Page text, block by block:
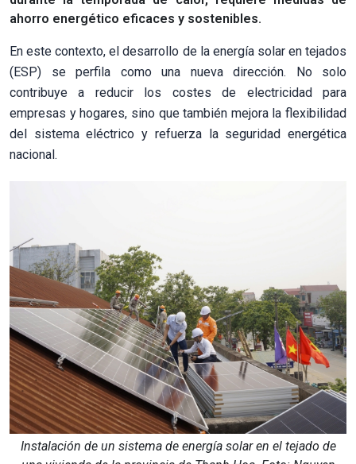
ahorro energético eficaces y sostenibles.
En este contexto, el desarrollo de la energía solar en tejados
(ESP) se perfila como una nueva dirección. No solo
contribuye a reducir los costes de electricidad para
empresas y hogares, sino que también mejora la flexibilidad
del sistema eléctrico y refuerza la seguridad energética
nacional.
Instalación de un sistema de energía solar en el tejado de